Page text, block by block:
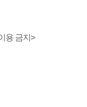
용 금지>